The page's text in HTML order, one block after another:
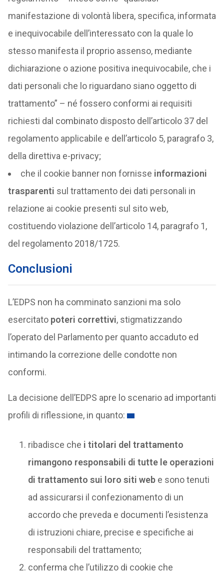
manifestazione di volontà libera, specifica, informata
e inequivocabile dell’interessato con la quale lo
stesso manifesta il proprio assenso, mediante
dichiarazione o azione positiva inequivocabile, che i
dati personali che lo riguardano siano oggetto di
trattamento” – né fossero conformi ai requisiti
richiesti dal combinato disposto dell’articolo 37 del
regolamento applicabile e dell’articolo 5, paragrafo 3,
della direttiva e-privacy;
che il cookie banner non fornisse informazioni
trasparenti sul trattamento dei dati personali in
relazione ai cookie presenti sul sito web,
costituendo violazione dell’articolo 14, paragrafo 1,
del regolamento 2018/1725.
Conclusioni
L’EDPS non ha comminato sanzioni ma solo
esercitato poteri correttivi, stigmatizzando
l’operato del Parlamento per quanto accaduto ed
intimando la correzione delle condotte non
conformi.
La decisione dell’EDPS apre lo scenario ad importanti
profili di riflessione, in quanto:
ribadisce che i titolari del trattamento
rimangono responsabili di tutte le operazioni
di trattamento sui loro siti webe sono tenuti
ad assicurarsi il confezionamento di un
accordo che preveda e documenti l’esistenza
di istruzioni chiare, precise e specifiche ai
responsabili del trattamento;
conferma che l’utilizzo di cookie che